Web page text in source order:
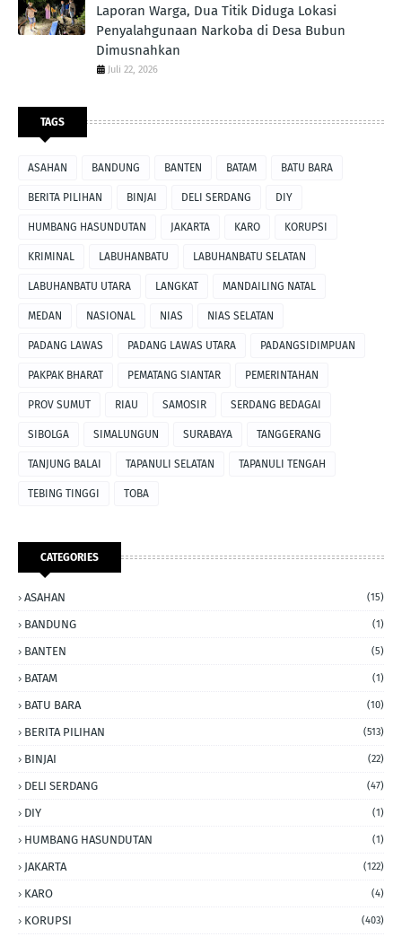
Laporan Warga, Dua Titik Diduga Lokasi
Penyalahgunaan Narkoba di Desa Bubun
Dimusnahkan
Juli 22, 2026
TAGS
ASAHAN BANDUNG BANTEN BATAM BATU BARA
BERITA PILIHAN BINJAI DELI SERDANG DIY
HUMBANG HASUNDUTAN JAKARTA KARO KORUPSI
KRIMINAL LABUHANBATU LABUHANBATU SELATAN
LABUHANBATU UTARA LANGKAT MANDAILING NATAL
MEDAN NASIONAL NIAS NIAS SELATAN
PADANG LAWAS PADANG LAWAS UTARA PADANGSIDIMPUAN
PAKPAK BHARAT PEMATANG SIANTAR PEMERINTAHAN
PROV SUMUT RIAU SAMOSIR SERDANG BEDAGAI
SIBOLGA SIMALUNGUN SURABAYA TANGGERANG
TANJUNG BALAI TAPANULI SELATAN TAPANULI TENGAH
TEBING TINGGI TOBA
CATEGORIES
ASAHAN (15)
BANDUNG (1)
BANTEN (5)
BATAM (1)
BATU BARA (10)
BERITA PILIHAN (513)
BINJAI (22)
DELI SERDANG (47)
DIY (1)
HUMBANG HASUNDUTAN (1)
JAKARTA (122)
KARO (4)
KORUPSI (403)